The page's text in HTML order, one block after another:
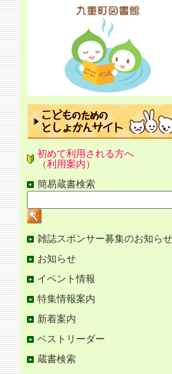
初めて利用される方へ
（利用案内）
簡易蔵書検索
索
キ
ー
ワ
ド
入
図
館
ニ
ー
雑誌スポンサー募集のお知らせ
お知らせ
イベント情報
特集情報案内
新着案内
ベストリーダー
蔵書検索